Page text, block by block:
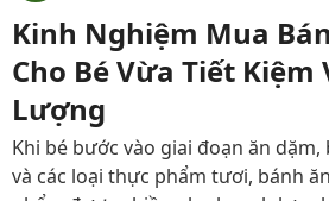
Kinh Nghiệm Mua
Cho Bé Vừa Tiết Kiệm
Lượng
Khi bé bước vào giai đoạn ăn
và các loại thực phẩm tươi, bánh